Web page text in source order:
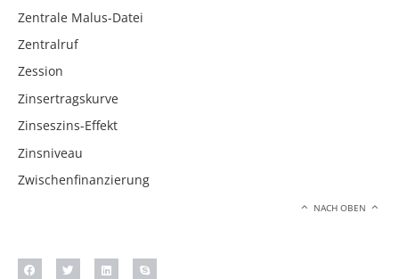
Zentrale Malus-Datei
Zentralruf
Zession
Zinsertragskurve
Zinseszins-Effekt
Zinsniveau
Zwischenfinanzierung
NACH OBEN